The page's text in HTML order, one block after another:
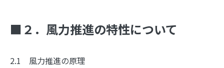
■２．風力推進の特性について
2.1 風力推進の原理